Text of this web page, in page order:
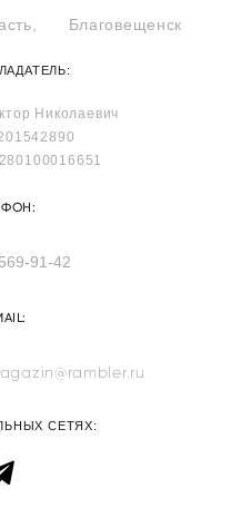
Благовещенск
Николаевич
91-42
СЕТЯХ: